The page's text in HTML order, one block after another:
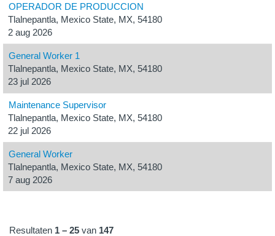
OPERADOR DE PRODUCCION
Tlalnepantla, Mexico State, MX, 54180
2 aug 2026
General Worker 1
Tlalnepantla, Mexico State, MX, 54180
23 jul 2026
Maintenance Supervisor
Tlalnepantla, Mexico State, MX, 54180
22 jul 2026
General Worker
Tlalnepantla, Mexico State, MX, 54180
7 aug 2026
Resultaten 1 – 25 van 147